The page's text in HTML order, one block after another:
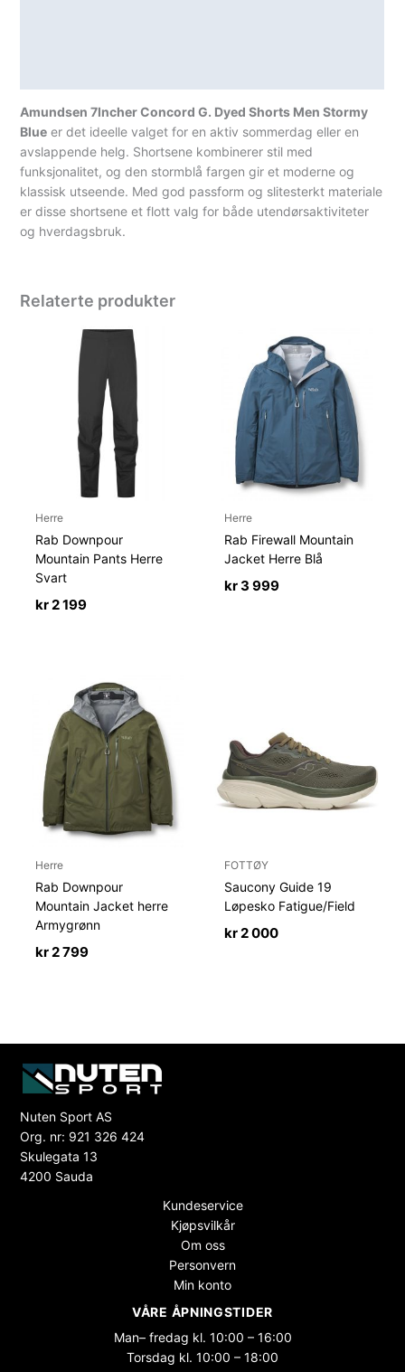
Amundsen 7Incher Concord G. Dyed Shorts Men Stormy
Blue er det ideelle valget for en aktiv sommerdag eller en
avslappende helg. Shortsene kombinerer stil med
funksjonalitet, og den stormblå fargen gir et moderne og
klassisk utseende. Med god passform og slitesterkt materiale
er disse shortsene et flott valg for både utendørsaktiviteter
og hverdagsbruk.
Relaterte produkter
Herre
Rab Downpour
Mountain Pants Herre
Svart
kr2 199
Herre
Rab Firewall Mountain
Jacket Herre Blå
kr3 999
Herre
Rab Downpour
Mountain Jacket herre
Armygrønn
kr 2 799
FOTTØY
Saucony Guide 19
Løpesko Fatigue/Field
kr 2 000
Nuten Sport AS
Org. nr: 921 326 424
Skulegata 13
4200 Sauda
Kundeservice
Kjøpsvilkår
Om oss
Personvern
Min konto
VÅRE ÅPNINGSTIDER
Man– fredag kl. 10:00 – 16:00
Torsdag kl. 10:00 – 18:00